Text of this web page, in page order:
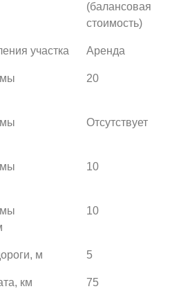
(балансовая
стоимость)
участка Аренда
20
Отсутствует
10
10
м 5
км 75